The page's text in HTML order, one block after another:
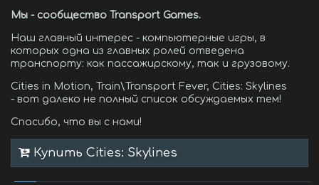
Мы - сообщество Transport Games.
Наш главный интерес - компьютерные игры, в
которых одна из главных ролей отведена
транспорту: как пассажирскому, так и грузовому.
Cities in Motion, Train\Transport Fever, Cities: Skylines
- вот далеко не полный список обсуждаемых тем!
Спасибо, что вы с нами!
Купить Cities: Skylines